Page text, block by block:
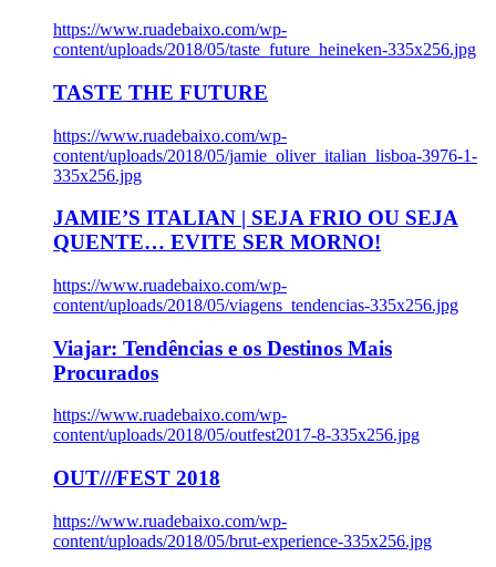
https://www.ruadebaixo.com/wp-
content/uploads/2018/05/taste_future_heineken-335x256.jpg
TASTE THE FUTURE
https://www.ruadebaixo.com/wp-
content/uploads/2018/05/jamie_oliver_italian_lisboa-3976-1-
335x256.jpg
JAMIE’S ITALIAN | SEJA FRIO OU SEJA
QUENTE… EVITE SER MORNO!
https://www.ruadebaixo.com/wp-
content/uploads/2018/05/viagens_tendencias-335x256.jpg
Viajar: Tendências e os Destinos Mais
Procurados
https://www.ruadebaixo.com/wp-
content/uploads/2018/05/outfest2017-8-335x256.jpg
OUT///FEST 2018
https://www.ruadebaixo.com/wp-
content/uploads/2018/05/brut-experience-335x256.jpg